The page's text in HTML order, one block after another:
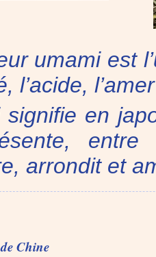
umami est
l’acide,
signifie en
arrondit et
Chine